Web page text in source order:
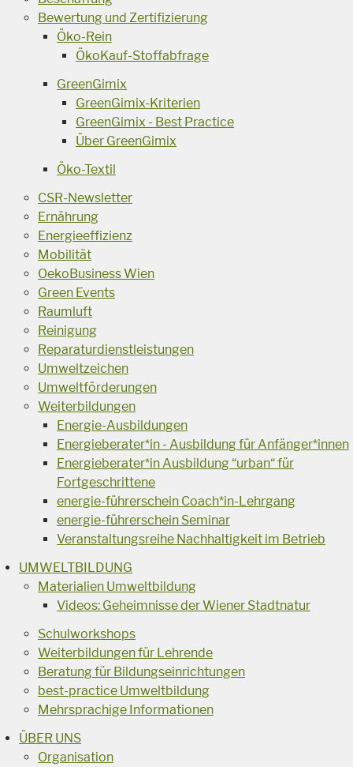
Bewertung und Zertifizierung
Öko-Rein
ÖkoKauf-Stoffabfrage
GreenGimix
GreenGimix-Kriterien
GreenGimix - Best Practice
Über GreenGimix
Öko-Textil
CSR-Newsletter
Ernährung
Energieeffizienz
Mobilität
OekoBusiness Wien
Green Events
Raumluft
Reinigung
Reparaturdienstleistungen
Umweltzeichen
Umweltförderungen
Weiterbildungen
Energie-Ausbildungen
Energieberater*in - Ausbildung für Anfänger*innen
Energieberater*in Ausbildung “urban“ für
Fortgeschrittene
energie-führerschein Coach*in-Lehrgang
energie-führerschein Seminar
Veranstaltungsreihe Nachhaltigkeit im Betrieb
UMWELTBILDUNG
Materialien Umweltbildung
Videos: Geheimnisse der Wiener Stadtnatur
Schulworkshops
Weiterbildungen für Lehrende
Beratung für Bildungseinrichtungen
best-practice Umweltbildung
Mehrsprachige Informationen
ÜBER UNS
Organisation